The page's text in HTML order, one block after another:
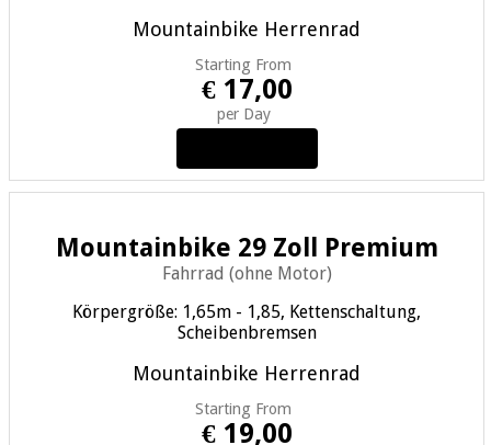
Mountainbike Herrenrad
Starting From
€ 17,00
per Day
Mountainbike 29 Zoll Premium
Fahrrad (ohne Motor)
Körpergröße: 1,65m - 1,85, Kettenschaltung,
Scheibenbremsen
Mountainbike Herrenrad
Starting From
€ 19,00